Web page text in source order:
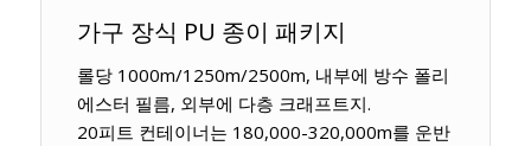
가구 장식 PU 종이 패키지
롤당 1000m/1250m/2500m, 내부에 방수 폴리
에스터 필름, 외부에 다층 크래프트지.
20피트 컨테이너는 180,000-320,000m를 운반